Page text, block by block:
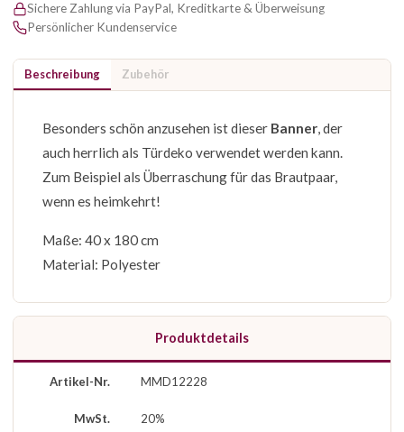
Sichere Zahlung via PayPal, Kreditkarte & Überweisung
Persönlicher Kundenservice
Beschreibung Zubehör
Besonders schön anzusehen ist dieser Banner, der
auch herrlich als Türdeko verwendet werden kann.
Zum Beispiel als Überraschung für das Brautpaar,
wenn es heimkehrt!
Maße: 40 x 180 cm
Material: Polyester
Produktdetails
Artikel-Nr. MMD12228
MwSt. 20%